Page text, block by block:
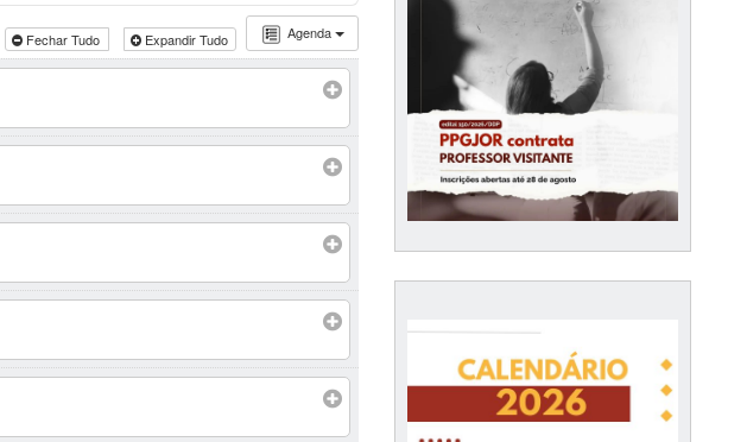
Agenda
Fechar Tudo Expandir Tudo